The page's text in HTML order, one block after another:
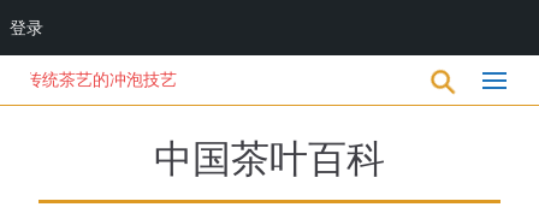
到
艺的冲泡技艺
中国茶叶百科
登录